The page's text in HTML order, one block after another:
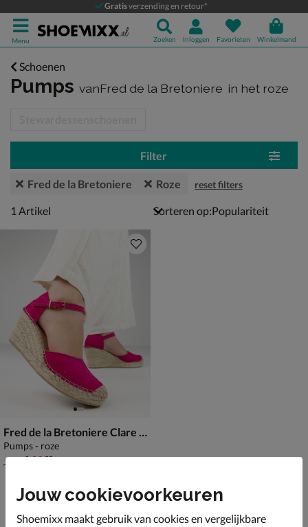
Gratisverzending en retour*
Menu Zoeken Inloggen Favorieten Winkelmand
Schoenen
Pumps vanFred de la Bretoniere in het roze
Filter
Fred de la Bretoniere Roze reset filters
1 artikel
1 Artikel Sorteren op:
Fred de la Bretoniere Clare Kiki
Pumps - roze
van € 129,99 voor € 90,99
129 90,99
Jouw cookievoorkeuren
Shoemixx maakt gebruik van cookies en vergelijkbare